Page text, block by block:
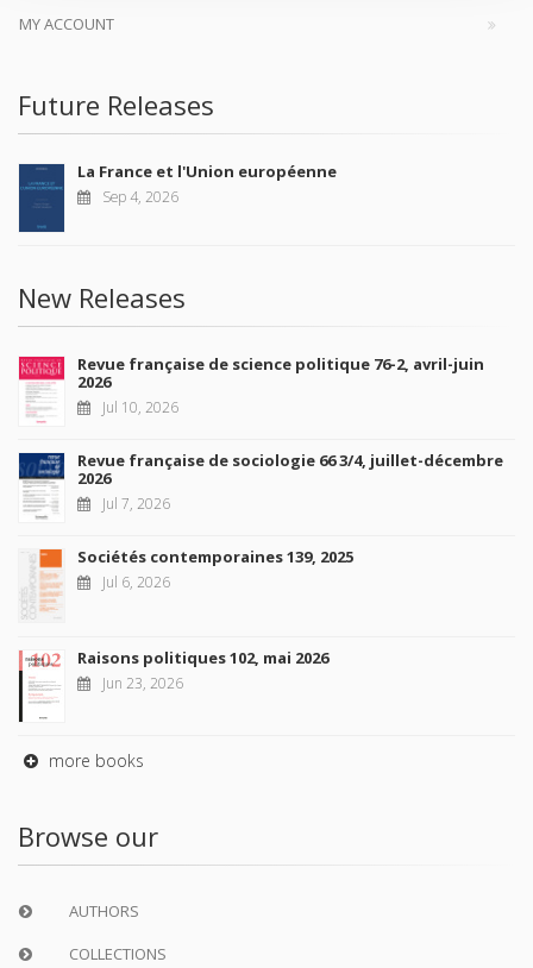
MY ACCOUNT
Future Releases
La France et l'Union européenne
Sep 4, 2026
New Releases
Revue française de science politique 76-2, avril-juin
2026
Jul 10, 2026
Revue française de sociologie 66 3/4, juillet-décembre
2026
Jul 7, 2026
Sociétés contemporaines 139, 2025
Jul 6, 2026
Raisons politiques 102, mai 2026
Jun 23, 2026
more books
Browse our
AUTHORS
COLLECTIONS